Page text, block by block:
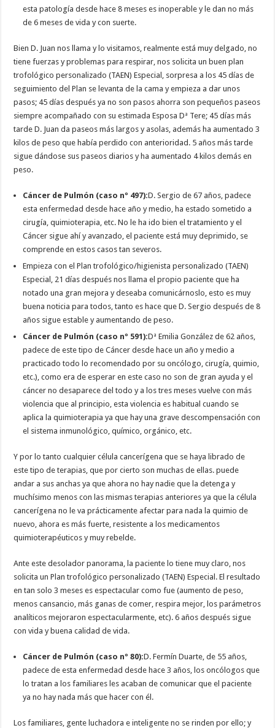
esta patología desde hace 8 meses es inoperable y le dan no más
de 6 meses de vida y con suerte.
Bien D. Juan nos llama y lo visitamos, realmente está muy delgado, no
tiene fuerzas y problemas para respirar, nos solicita un buen plan
trofológico personalizado (TAEN) Especial, sorpresa a los 45 días de
seguimiento del Plan se levanta de la cama y empieza a dar unos
pasos; 45 días después ya no son pasos ahorra son pequeños paseos
siempre acompañado con su estimada Esposa Dª Tere; 45 días más
tarde D. Juan da paseos más largos y asolas, además ha aumentado 3
kilos de peso que había perdido con anterioridad. 5 años más tarde
sigue dándose sus paseos diarios y ha aumentado 4 kilos demás en
peso.
Cáncer de Pulmón (caso nº 497):D. Sergio de 67 años, padece
esta enfermedad desde hace año y medio, ha estado sometido a
cirugía, quimioterapia, etc. No le ha ido bien el tratamiento y el
Cáncer sigue ahí y avanzado, el paciente está muy deprimido, se
comprende en estos casos tan severos.
Empieza con el Plan trofológico/higienista personalizado (TAEN)
Especial, 21 días después nos llama el propio paciente que ha
notado una gran mejora y deseaba comunicárnoslo, esto es muy
buena noticia para todos, tanto es hace que D. Sergio después de 8
años sigue estable y aumentando de peso.
Cáncer de Pulmón (caso nº 591):Dª Emilia González de 62 años,
padece de este tipo de Cáncer desde hace un año y medio a
practicado todo lo recomendado por su oncólogo, cirugía, quimio,
etc.), como era de esperar en este caso no son de gran ayuda y el
cáncer no desaparece del todo y a los tres meses vuelve con más
violencia que al principio, esta violencia es habitual cuando se
aplica la quimioterapia ya que hay una grave descompensación con
el sistema inmunológico, químico, orgánico, etc.
Y por lo tanto cualquier célula cancerígena que se haya librado de
este tipo de terapias, que por cierto son muchas de ellas. puede
andar a sus anchas ya que ahora no hay nadie que la detenga y
muchísimo menos con las mismas terapias anteriores ya que la célula
cancerígena no le va prácticamente afectar para nada la quimio de
nuevo, ahora es más fuerte, resistente a los medicamentos
quimioterapéuticos y muy rebelde.
Ante este desolador panorama, la paciente lo tiene muy claro, nos
solicita un Plan trofológico personalizado (TAEN) Especial. El resultado
en tan solo 3 meses es espectacular como fue (aumento de peso,
menos cansancio, más ganas de comer, respira mejor, los parámetros
analíticos mejoraron espectacularmente, etc). 6 años después sigue
con vida y buena calidad de vida.
Cáncer de Pulmón (caso nº 80):D. Fermín Duarte, de 55 años,
padece de esta enfermedad desde hace 3 años, los oncólogos que
lo tratan a los familiares les acaban de comunicar que el paciente
ya no hay nada más que hacer con él.
Los familiares, gente luchadora e inteligente no se rinden por ello; y